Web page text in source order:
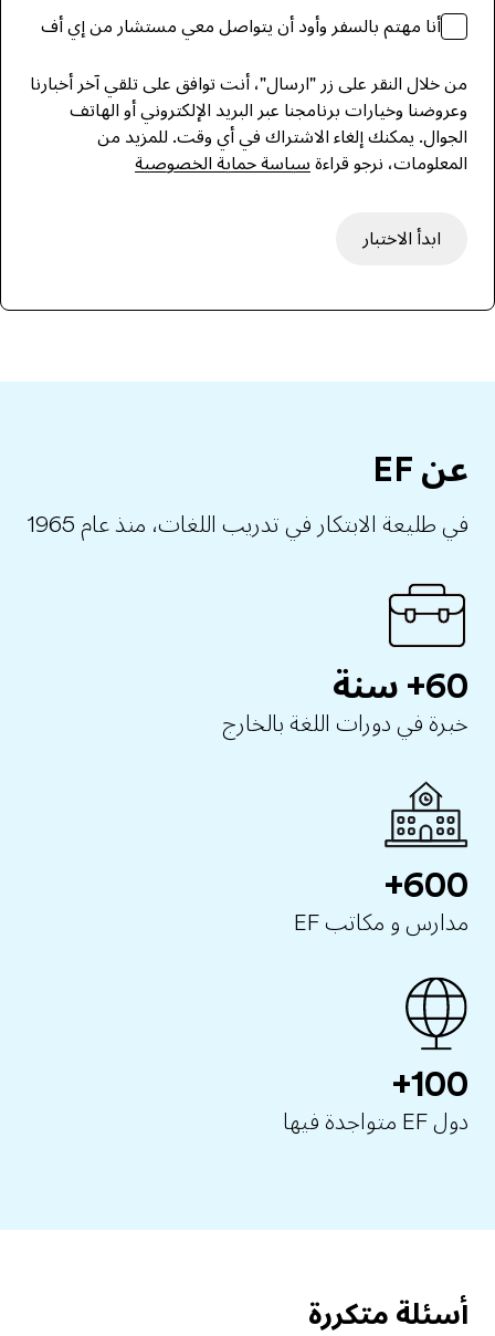
أنا مهتم بالسفر وأود أن يتواصل معي مستشار من إي أف
من خلال النقر على زر "ارسال"، أنت توافق على تلقي آخر أخبارنا
وعروضنا وخيارات برنامجنا عبر البريد الإلكتروني أو الهاتف
الجوال. يمكنك إلغاء الاشتراك في أي وقت. للمزيد من
المعلومات، نرجو قراءة سياسة حماية الخصوصية
ابدأ الاختبار
عن EF
في طليعة الابتكار في تدريب اللغات، منذ عام 1965
60+ سنة
خبرة في دورات اللغة بالخارج
600+
مدارس و مكاتب EF
100+
دول EF متواجدة فيها
أسئلة متكررة